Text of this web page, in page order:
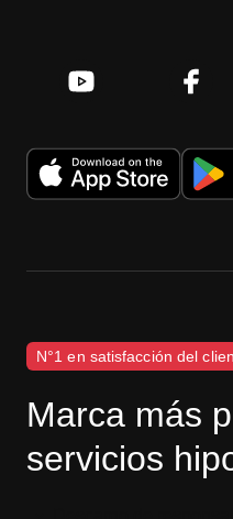
N°1 en satisfacción del
Marca más
servicios